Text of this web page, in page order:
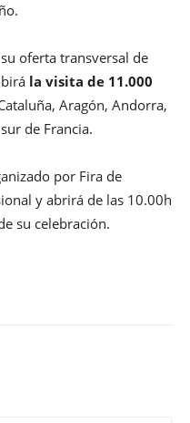
oferta transversal de
la visita de 11.000
Aragón, Andorra,
de Francia.
por Fira de
y abrirá de las 10.00h
su celebración.